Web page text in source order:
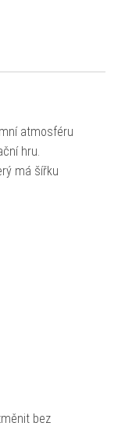
atmosféru
hru.
má šířku
bez